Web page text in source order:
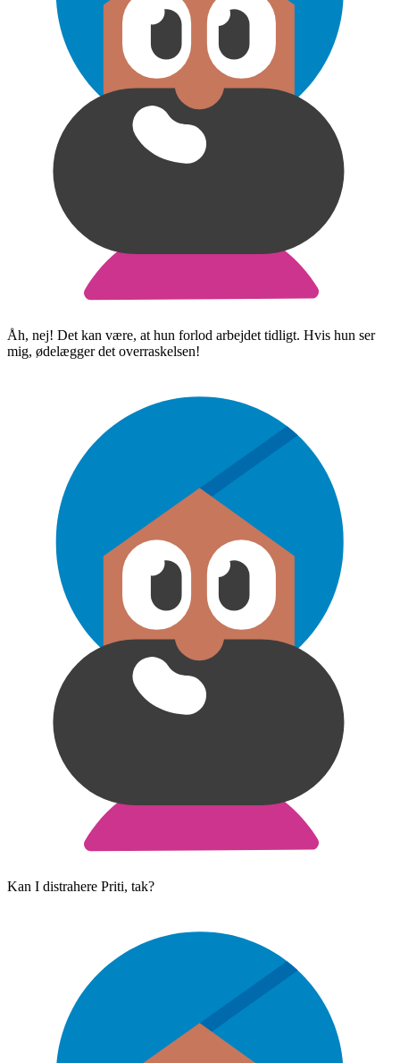
Åh, nej! Det kan være, at hun forlod arbejdet tidligt. Hvis hun ser
mig, ødelægger det overraskelsen!
Kan I distrahere Priti, tak?